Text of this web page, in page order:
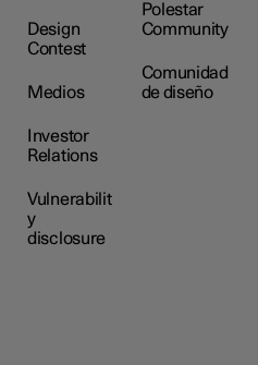
Design
Contest
Medios
Investor
Relations
Vulnerabilit
y
disclosure
Polestar
Community
Comunidad
de diseño